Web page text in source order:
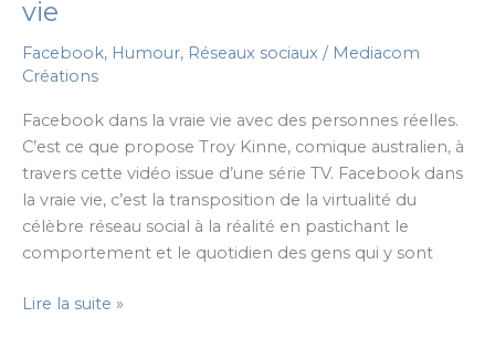
vie
Facebook, Humour, Réseaux sociaux / Mediacom
Créations
Facebook dans la vraie vie avec des personnes réelles.
C’est ce que propose Troy Kinne, comique australien, à
travers cette vidéo issue d’une série TV. Facebook dans
la vraie vie, c’est la transposition de la virtualité du
célèbre réseau social à la réalité en pastichant le
comportement et le quotidien des gens qui y sont
Humour
Lire la suite »